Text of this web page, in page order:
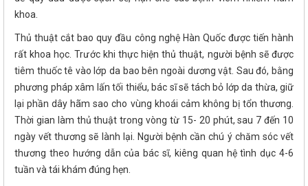
khoa.
Thủ thuật cắt bao quy đầu công nghệ Hàn Quốc được tiến hành
rất khoa học. Trước khi thực hiện thủ thuật, người bệnh sẽ được
tiêm thuốc tê vào lớp da bao bên ngoài dương vật. Sau đó, bằng
phương pháp xâm lấn tối thiểu, bác sĩ sẽ tách bỏ lớp da thừa, giữ
lại phần dây hãm sao cho vùng khoái cảm không bị tổn thương.
Thời gian làm thủ thuật trong vòng từ 15- 20 phút, sau 7 đến 10
ngày vết thương sẽ lành lại. Người bệnh cần chú ý chăm sóc vết
thương theo hướng dẫn của bác sĩ, kiêng quan hệ tình dục 4-6
tuần và tái khám đúng hẹn.